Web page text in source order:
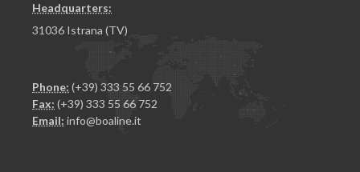
Headquarters:
31036 Istrana (TV)
Phone: (+39) 333 55 66 752
Fax: (+39) 333 55 66 752
Email: info@boaline.it